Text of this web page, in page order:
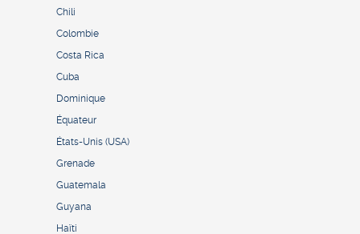
Chili
Colombie
Costa Rica
Cuba
Dominique
Équateur
États-Unis (USA)
Grenade
Guatemala
Guyana
Haïti